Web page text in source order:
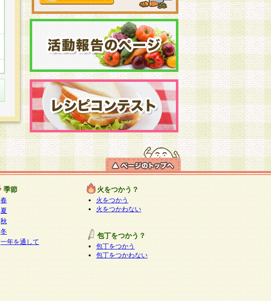
季節
春
夏
秋
冬
一年を通して
火をつかう？
火をつかう
火をつかわない
包丁をつかう？
包丁をつかう
包丁をつかわない